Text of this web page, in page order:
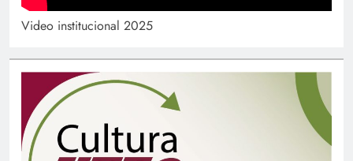
Video institucional 2025